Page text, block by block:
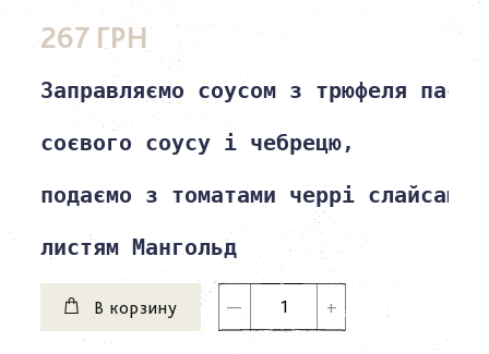
267 ГРН
Заправляємо соусом з трюфеля пасти
соєвого соусу і чебрецю,
подаємо з томатами черрі слайсами
листям Мангольд
В корзину